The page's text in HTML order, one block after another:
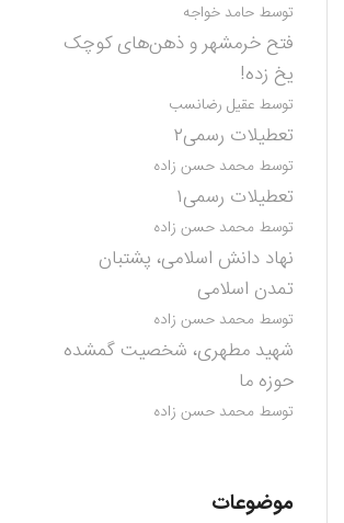
توسط حامد خواجه
فتح خرمشهر و ذهن‌های کوچک
یخ زده!
توسط عقیل رضانسب
تعطیلات رسمی۲
توسط محمد حسن زاده
تعطیلات رسمی۱
توسط محمد حسن زاده
نهاد دانش اسلامی، پشتبان
تمدن اسلامی
توسط محمد حسن زاده
شهید مطهری، شخصیت گمشده
حوزه ما
توسط محمد حسن زاده
موضوعات